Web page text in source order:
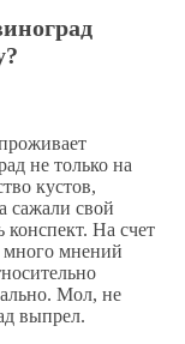
не только на
кустов,
сажали свой
На счет
много мнений
Мол, не
выпрел.